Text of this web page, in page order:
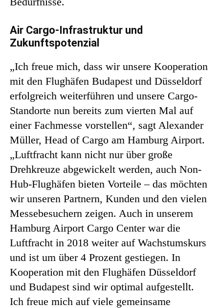
Air Cargo-Infrastruktur und
Zukunftspotenzial
„Ich freue mich, dass wir unsere Kooperation
mit den Flughäfen Budapest und Düsseldorf
erfolgreich weiterführen und unsere Cargo-
Standorte nun bereits zum vierten Mal auf
einer Fachmesse vorstellen“, sagt Alexander
Müller, Head of Cargo am Hamburg Airport.
„Luftfracht kann nicht nur über große
Drehkreuze abgewickelt werden, auch Non-
Hub-Flughäfen bieten Vorteile – das möchten
wir unseren Partnern, Kunden und den vielen
Messebesuchern zeigen. Auch in unserem
Hamburg Airport Cargo Center war die
Luftfracht in 2018 weiter auf Wachstumskurs
und ist um über 4 Prozent gestiegen. In
Kooperation mit den Flughäfen Düsseldorf
und Budapest sind wir optimal aufgestellt.
Ich freue mich auf viele gemeinsame